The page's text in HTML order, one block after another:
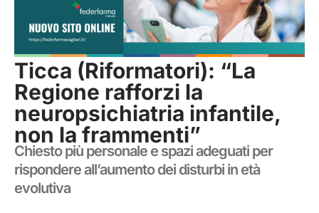
Ticca (Riformatori): “La
Regione rafforzi la
neuropsichiatria infantile,
non la frammenti”
Chiesto più personale e spazi adeguati per
rispondere all’aumento dei disturbi in età
evolutiva